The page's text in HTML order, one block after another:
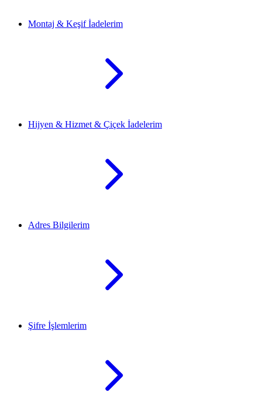
Montaj & Keşif İadelerim
Hijyen & Hizmet & Çiçek İadelerim
Adres Bilgilerim
Şifre İşlemlerim